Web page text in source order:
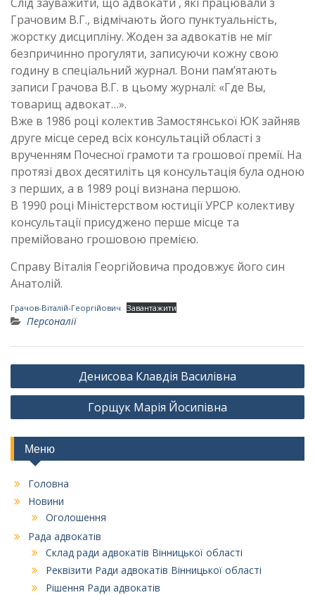
Грачовим В.Г., відмічають його пунктуальність,
жорстку дисципліну. Жоден за адвокатів не міг
безпричинно прогуляти, записуючи кожну свою
годину в спеціальний журнал. Вони пам’ятають
записи Грачова В.Г. в цьому журналі: «Где Вы,
товарищ адвокат…».
Вже в 1986 році колектив Замостянської ЮК зайняв
друге місце серед всіх консультацій області з
врученням Почесної грамоти та грошової премії. На
протязі двох десятиліть ця консультація була одною
з перших, а в 1989 році визнана першою.
В 1990 році Міністерством юстиції УРСР колективу
консультації присуджено перше місце та
премійовано грошовою премією.
Справу Віталія Георгійовича продовжує його син
Анатолій.
Грачов-Віталій-Георгійович Завантажити
Персоналії
Навігація
записів
Денисова Клавдія Василівна
Горщук Марія Йосипівна
Меню
Головна
Новини
Оголошення
Рада адвокатів
Склад ради адвокатів Вінницької області
Реквізити Ради адвокатів Вінницької області
Рішення Ради адвокатів